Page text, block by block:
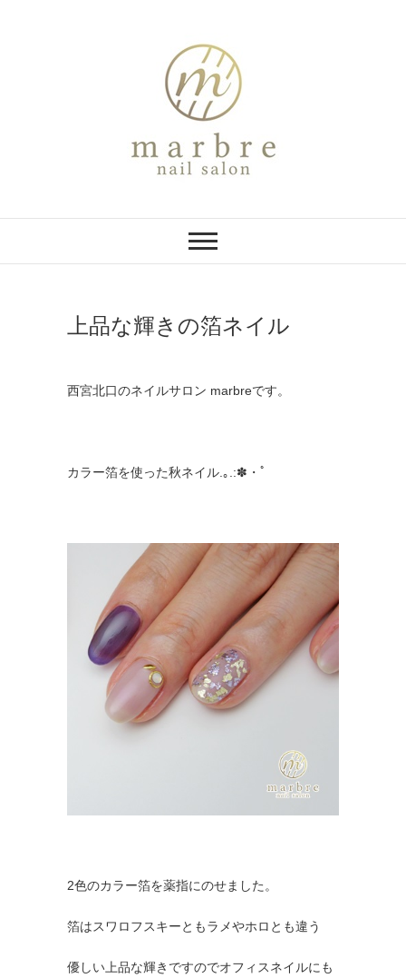
marbre
上品な輝きの箔ネイル
西宮北口のネイルサロン marbreです。
カラー箔を使った秋ネイル.｡.:✽・ﾟ
2色のカラー箔を薬指にのせました。
箔はスワロフスキーともラメやホロとも違う
優しい上品な輝きですのでオフィスネイルにも